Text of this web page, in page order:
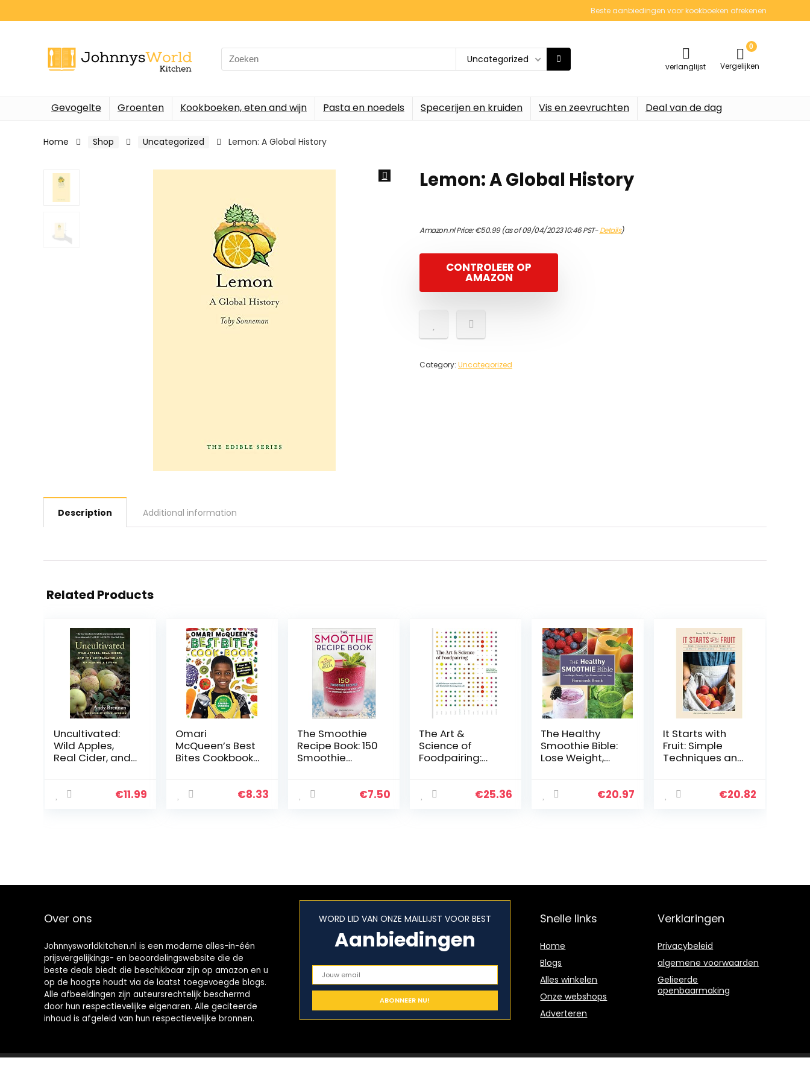
Beste aanbiedingen voor kookboeken afrekenen
Search
for:
Uncategorized
verlanglijst
0
Vergelijken
Gevogelte Groenten Kookboeken, eten and wijn Pasta en noedels Specerijen en kruiden Vis en zeevruchten Deal van de dag
Home Shop Uncategorized Lemon: A Global History
Lemon: A Global History
Amazon.nl Price:€50.99(as of 09/04/2023 10:46 PST-Details)
CONTROLEER OP
AMAZON
Category: Uncategorized
Description Additional information
Related Products
Uncultivated:
Wild Apples,
Real Cider, and
of Making a
€11.99
Omari
McQueen’s Best
Bites Cookbook
Omari?): 1
€8.33
The Smoothie
Recipe Book: 150
Smoothie
Smoothies for
€7.50
The Art &
Science of
Foodpairing:
will transform
€25.36
The Healthy
Smoothie Bible:
Lose Weight,
Live Long
€20.97
It Starts with
Fruit: Simple
Techniques and
Jams,
€20.82
Over ons
Johnnysworldkitchen.nl is een moderne alles-in-één
prijsvergelijkings- en beoordelingswebsite die de
beste deals biedt die beschikbaar zijn op amazon en u
op de hoogte houdt via de laatst toegevoegde blogs.
Alle afbeeldingen zijn auteursrechtelijk beschermd
door hun respectievelijke eigenaren. Alle geciteerde
inhoud is afgeleid van hun respectievelijke bronnen.
WORD LID VAN ONZE MAILLIJST VOOR BEST
Aanbiedingen
Snelle links
Home
Blogs
Alles winkelen
Onze webshops
Adverteren
Verklaringen
Privacybeleid
algemene voorwaarden
Gelieerde
openbaarmaking